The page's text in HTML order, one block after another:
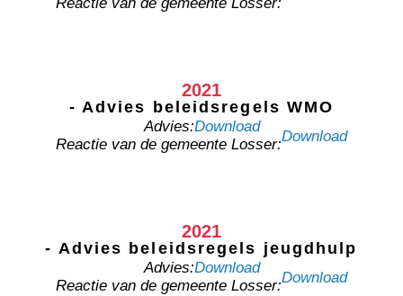
Reactie van de gemeente Losser:
2021
- Advies beleidsregels WMO
Advies:Download
Reactie van de gemeente Losser:Download
2021
- Advies beleidsregels jeugdhulp
Advies:Download
Reactie van de gemeente Losser:Download